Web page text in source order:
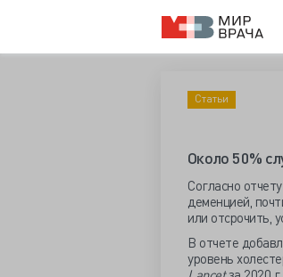
Статьи
Около 50%
Согласно
деменцией,
или отсрочить,
В отчете
уровень